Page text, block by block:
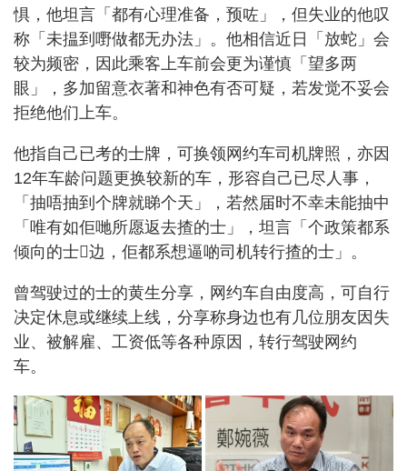
惧，他坦言「都有心理准备，预咗」，但失业的他叹
称「未揾到嘢做都无办法」。他相信近日「放蛇」会
较为频密，因此乘客上车前会更为谨慎「望多两
眼」，多加留意衣著和神色有否可疑，若发觉不妥会
拒绝他们上车。
他指自己已考的士牌，可换领网约车司机牌照，亦因
12年车龄问题更换较新的车，形容自己已尽人事，
「抽唔抽到个牌就睇个天」，若然届时不幸未能抽中
「唯有如佢哋所愿返去揸的士」，坦言「个政策都系
倾向的士𠮶边，佢都系想逼啲司机转行揸的士」。
曾驾驶过的士的黄生分享，网约车自由度高，可自行
决定休息或继续上线，分享称身边也有几位朋友因失
业、被解雇、工资低等各种原因，转行驾驶网约
车。